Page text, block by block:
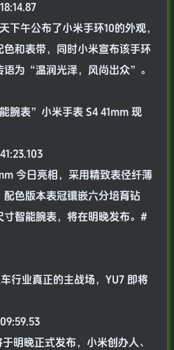
下午公布了小米手环10的外观，
和表带，同时小米宣布该手环
语为“温润光泽，风尚出众”。
腕表”小米手表 S4 41mm 现
今日亮相，采用精致表径纤薄
色版本表冠镶嵌六分培育钻
智能腕表，将在明晚发布。#
行业真正的主战场，YU7 即将
明晚正式发布，小米创办人、